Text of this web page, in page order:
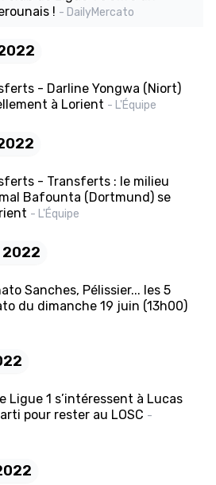
! - DailyMercato
- Darline Yongwa (Niort)
à Lorient - L'Équipe
- Transferts : le milieu
Bafounta (Dortmund) se
- L'Équipe
2022
Sanches, Pélissier... les 5
du dimanche 19 juin (13h00)
Ligue 1 s’intéressent à Lucas
pour rester au LOSC -